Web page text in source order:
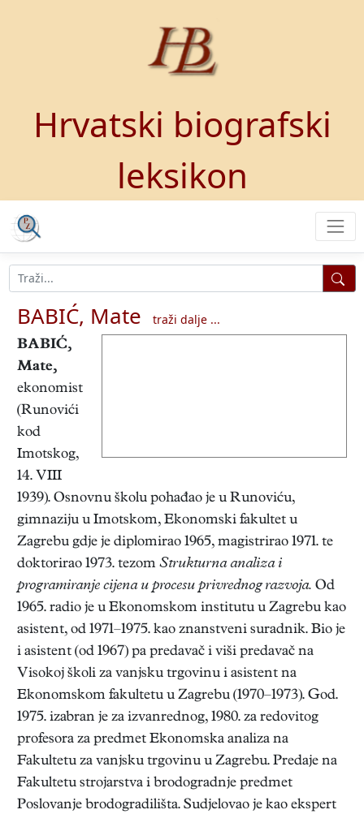
Hrvatski biografski
leksikon
BABIĆ, Mate
traži dalje ...
BABIĆ,
Mate,
ekonomist
(Runovići
kod
Imotskog,
14. VIII
1939). Osnovnu školu pohađao je u Runoviću,
gimnaziju u Imotskom, Ekonomski fakultet u
Zagrebu gdje je diplomirao 1965, magistrirao 1971. te
doktorirao 1973. tezom Strukturna analiza i
programiranje cijena u procesu privrednog razvoja. Od
1965. radio je u Ekonomskom institutu u Zagrebu kao
asistent, od 1971–1975. kao znanstveni suradnik. Bio je
i asistent (od 1967) pa predavač i viši predavač na
Visokoj školi za vanjsku trgovinu i asistent na
Ekonomskom fakultetu u Zagrebu (1970–1973). God.
1975. izabran je za izvanrednog, 1980. za redovitog
profesora za predmet Ekonomska analiza na
Fakultetu za vanjsku trgovinu u Zagrebu. Predaje na
Fakultetu strojarstva i brodogradnje predmet
Poslovanje brodogradilišta. Sudjelovao je kao ekspert